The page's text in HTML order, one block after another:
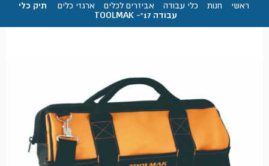
ראשי חנות כלי עבודה אביזרים לכלים ארגזי כלים
תיק כלי
עבודה 17"- TOOLMAK